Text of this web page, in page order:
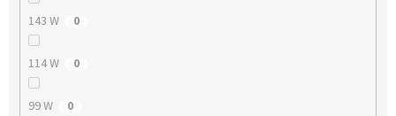
143 W 0
114 W 0
99 W 0